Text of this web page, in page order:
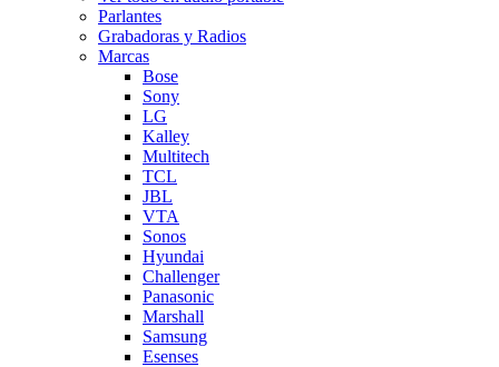
Parlantes
Grabadoras y Radios
Marcas
Bose
Sony
LG
Kalley
Multitech
TCL
JBL
VTA
Sonos
Hyundai
Challenger
Panasonic
Marshall
Samsung
Esenses